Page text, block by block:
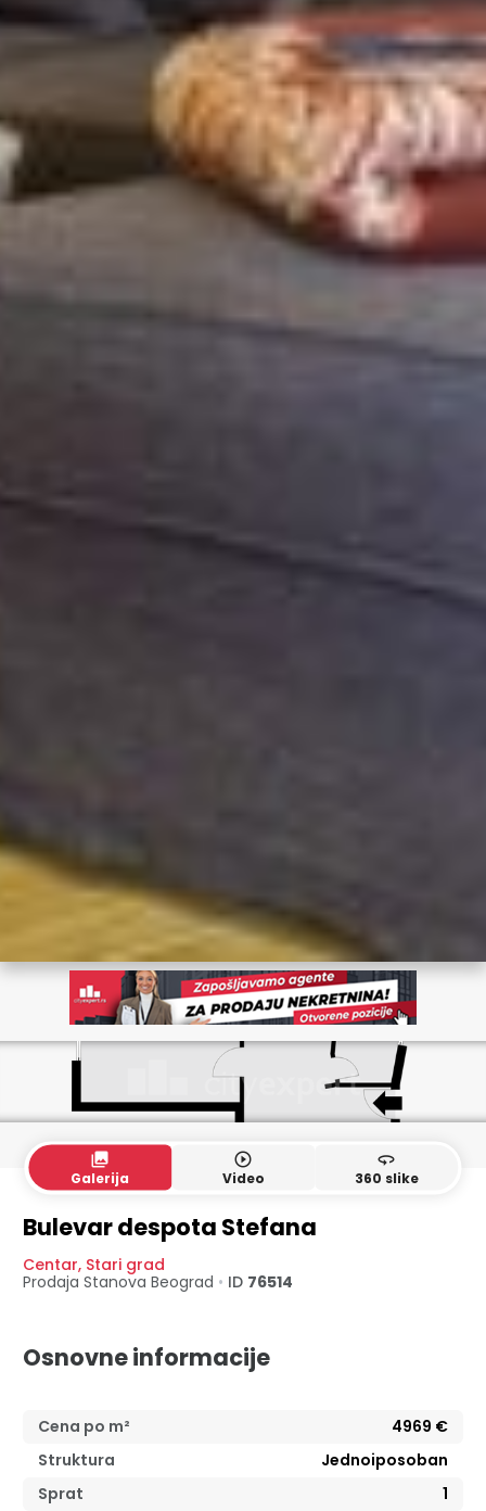
collections
Galerija
play_circle_outline
Video
360
360 slike
Bulevar despota Stefana
Centar, Stari grad
Prodaja Stanova Beograd • ID 76514
Osnovne informacije
Cena po m² 4969 €
Struktura
Jednoiposoban
Sprat
1